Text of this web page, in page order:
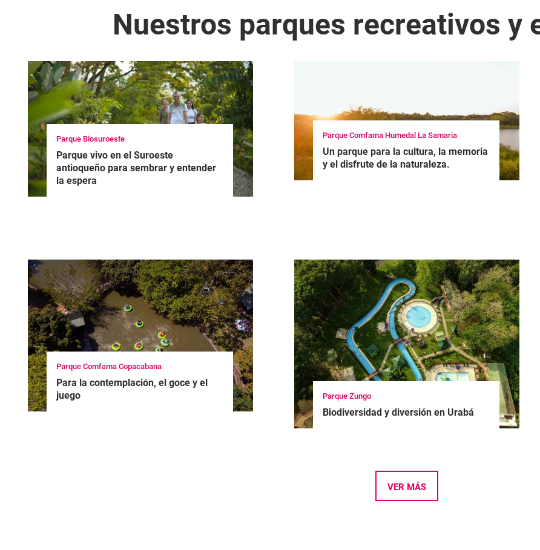
Nuestros parques recreativos y
Parque Biosuroeste
Parque vivo en el Suroeste
antioqueño para sembrar y entender
la espera
Parque Comfama Humedal La Samaria
Un parque para la cultura, la memoria
y el disfrute de la naturaleza.
Parque Comfama Copacabana
Para la contemplación, el goce y el
juego
Parque Zungo
Biodiversidad y diversión en Urabá
VER MÁS